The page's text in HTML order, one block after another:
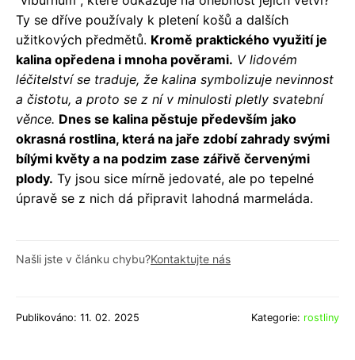
Ty se dříve používaly k pletení košů a dalších
užitkových předmětů. Kromě praktického využití je
kalina opředena i mnoha pověrami. V lidovém
léčitelství se traduje, že kalina symbolizuje nevinnost
a čistotu, a proto se z ní v minulosti pletly svatební
věnce. Dnes se kalina pěstuje především jako
okrasná rostlina, která na jaře zdobí zahrady svými
bílými květy a na podzim zase zářivě červenými
plody. Ty jsou sice mírně jedovaté, ale po tepelné
úpravě se z nich dá připravit lahodná marmeláda.
Našli jste v článku chybu?Kontaktujte nás
Publikováno: 11. 02. 2025 Kategorie: rostliny